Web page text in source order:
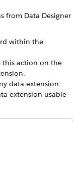
from Data Designer
within the
this action on the
data extension
extension usable
a data extension
for sends.
affects